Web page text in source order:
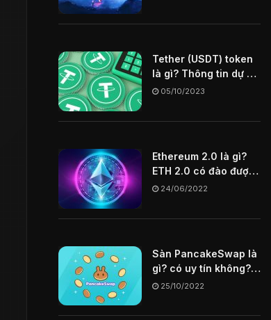
Tether (USDT) token
là gì? Thông tin dự án
USDT coin
05/10/2023
Ethereum 2.0 là gì?
ETH 2.0 có đào được
không? Tìm hiểu chi
24/06/2022
Sàn PancakeSwap là
gì? có uy tín không?
Hướng dẫn cách mua
25/10/2022